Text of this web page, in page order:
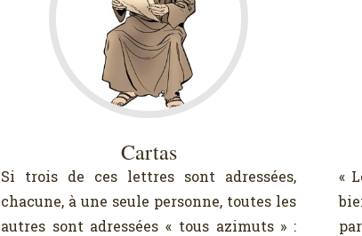
Cartas
Si trois de ces lettres sont adressées,
chacune, à une seule personne, toutes les
autres sont adressées « tous azimuts » :
«